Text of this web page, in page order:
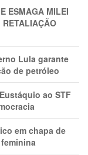
ESMAGA MILEI
RETALIAÇÃO
Lula garante
de petróleo
ao STF
em chapa de